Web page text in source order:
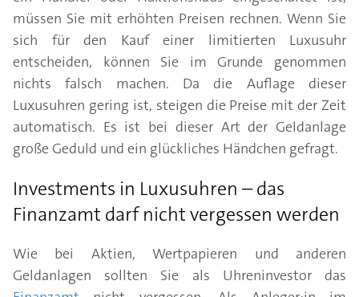
müssen Sie mit erhöhten Preisen rechnen. Wenn Sie
sich für den Kauf einer limitierten Luxusuhr
entscheiden, können Sie im Grunde genommen
nichts falsch machen. Da die Auflage dieser
Luxusuhren gering ist, steigen die Preise mit der Zeit
automatisch. Es ist bei dieser Art der Geldanlage
große Geduld und ein glückliches Händchen gefragt.
Investments in Luxusuhren – das
Finanzamt darf nicht vergessen werden
Wie bei Aktien, Wertpapieren und anderen
Geldanlagen sollten Sie als Uhreninvestor das